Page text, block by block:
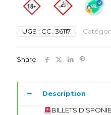
Euros
Qualité
AAA
UGS : CC_36117
Share
Description
BILLETS